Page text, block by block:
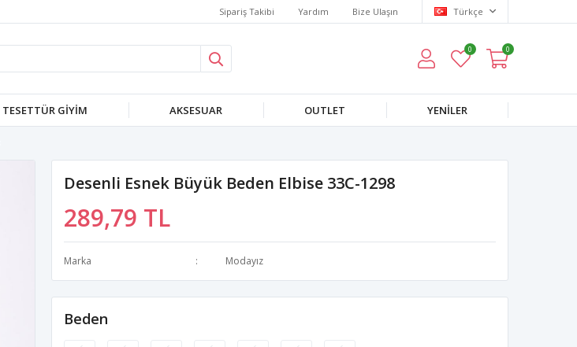
Sipariş Takibi Yardım Bize Ulaşın Türkçe
0 0
TESETTÜR GIYIM AKSESUAR OUTLET YENILER
Desenli Esnek Büyük Beden Elbise 33C-1298
289,79 TL
Marka Modayız
Beden